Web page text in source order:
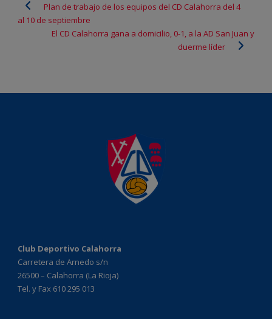
Plan de trabajo de los equipos del CD Calahorra del 4
al 10 de septiembre
El CD Calahorra gana a domicilio, 0-1, a la AD San Juan y
duerme líder
Club Deportivo Calahorra
Carretera de Arnedo s/n
26500 – Calahorra (La Rioja)
Tel. y Fax 610 295 013